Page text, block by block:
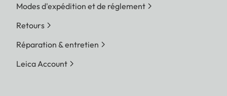
Modes d'expédition et de réglement
Retours
Réparation & entretien
Leica Account